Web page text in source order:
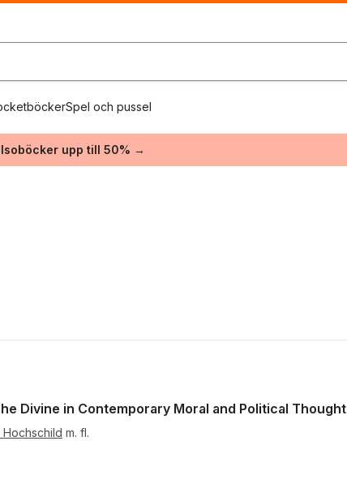
Spel och pussel
upp till 50% →
Divine in Contemporary Moral and Political Thought
Hochschild m. fl.